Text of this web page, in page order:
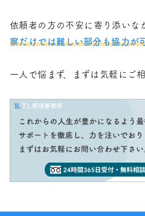
依頼者の方の不安に寄り添いな
察だけでは難しい部分も協力が
一人で悩まず、まずは気軽にご